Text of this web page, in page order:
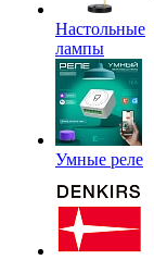
Настольные
лампы
Умные реле